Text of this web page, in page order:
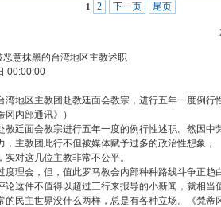
1 2 下一页 尾页
意抹黑的台湾地区主教述职
00:00:00
湾地区主教团赴教廷面会教宗，进行五年一度例
冈内部通讯》）
教廷面会教宗进行五年一度的例行性述职。然因中
，主教团此行不但被媒体赋予过多的政治性想象，
对这几位主教非常不公平。
度理会，但，值此罗马教会内部种种路线斗争正趋
论这件不值得以超过三行来报导的小新闻，就相当
的民主世界没什么两样，总是有各种立场。《梵蒂